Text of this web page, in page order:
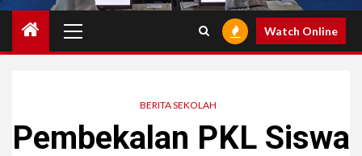
Menu
Watch Online
BERITA SEKOLAH
Pembekalan PKL Siswa